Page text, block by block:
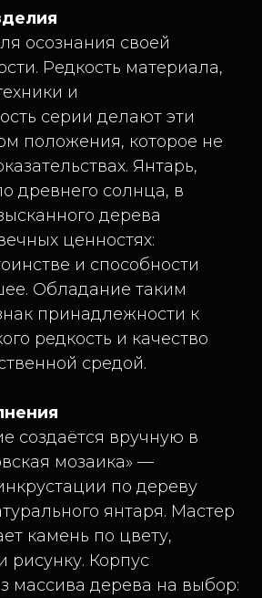
осознания своей
Редкость материала,
и
серии делают эти
положения, которое не
Янтарь,
древнего солнца, в
дерева
ценностях:
и способности
Обладание таким
принадлежности к
редкость и качество
средой.
создаётся вручную в
мозаика» —
по дереву
янтаря. Мастер
камень по цвету,
рисунку. Корпус
массива дерева на выбор: